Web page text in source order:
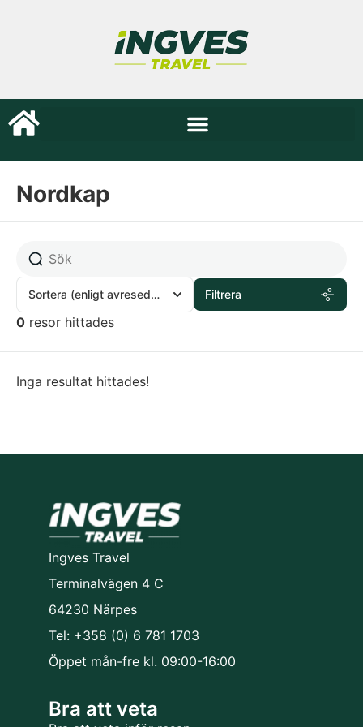
Nordkap
Sortera (enligt avresedatum) Filtrera
0 resor hittades
Inga resultat hittades!
Ingves Travel
Terminalvägen 4 C
64230 Närpes
Tel: +358 (0) 6 781 1703
Öppet mån-fre kl. 09:00-16:00
Bra att veta